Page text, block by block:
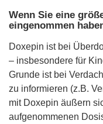
Wenn Sie eine
eingenommen
Doxepin ist bei
– insbesondere für
Grunde ist bei
zu informieren (z.B.
mit Doxepin äußern
aufgenommenen